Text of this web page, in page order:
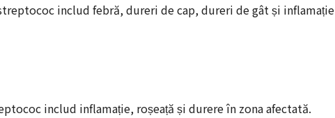
includ febră, dureri de cap, dureri de gât și inflamație
includ inflamație, roșeață și durere în zona afectată.